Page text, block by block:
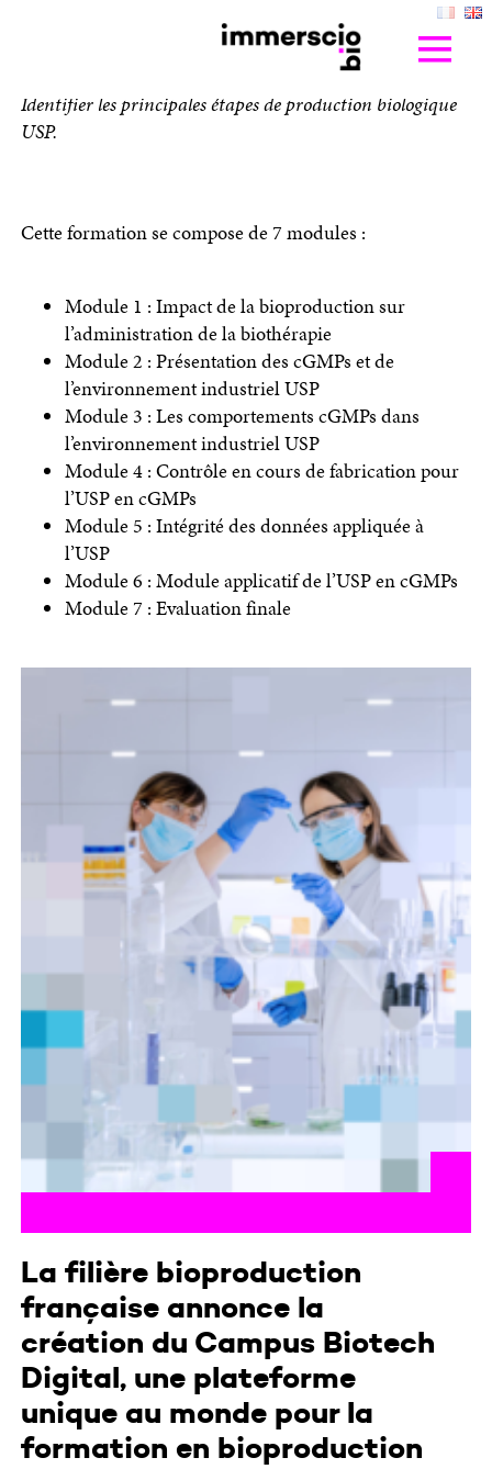
Identifier les principales étapes de production biologique
USP.
Cette formation se compose de 7 modules :
Module 1 : Impact de la bioproduction sur
l’administration de la biothérapie
Module 2 : Présentation des cGMPs et de
l’environnement industriel USP
Module 3 : Les comportements cGMPs dans
l’environnement industriel USP
Module 4 : Contrôle en cours de fabrication pour
l’USP en cGMPs
Module 5 : Intégrité des données appliquée à
l’USP
Module 6 : Module applicatif de l’USP en cGMPs
Module 7 : Evaluation finale
La filière bioproduction
française annonce la
création du Campus Biotech
Digital, une plateforme
unique au monde pour la
formation en bioproduction